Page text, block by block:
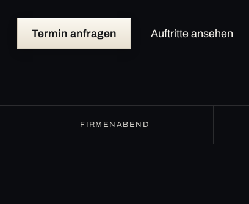
Termin anfragen Auftritte ansehen
FIRMENABEND